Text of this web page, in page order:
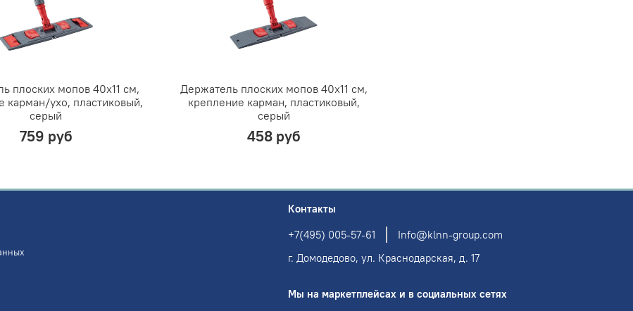
плоских мопов 40х11 см,
карман/ухо, пластиковый,
серый
759 руб
Держатель плоских мопов 40х11 см,
крепление карман, пластиковый,
серый
458 руб
Контакты
+7(495) 005-57-61
Info@klnn-group.com
г. Домодедово, ул. Краснодарская, д. 17
Мы на маркетплейсах и в социальных сетях